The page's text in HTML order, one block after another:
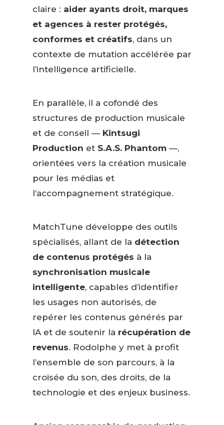
claire : aider ayants droit, marques
et agences à rester protégés,
conformes et créatifs, dans un
contexte de mutation accélérée par
l’intelligence artificielle.
En parallèle, il a cofondé des
structures de production musicale
et de conseil — Kintsugi
Production et S.A.S. Phantom—,
orientées vers la création musicale
pour les médias et
l’accompagnement stratégique.
MatchTune développe des outils
spécialisés, allant de la détection
de contenus protégés à la
synchronisation musicale
intelligente, capables d’identifier
les usages non autorisés, de
repérer les contenus générés par
IA et de soutenir la récupération de
revenus. Rodolphe y met à profit
l’ensemble de son parcours, à la
croisée du son, des droits, de la
technologie et des enjeux business.